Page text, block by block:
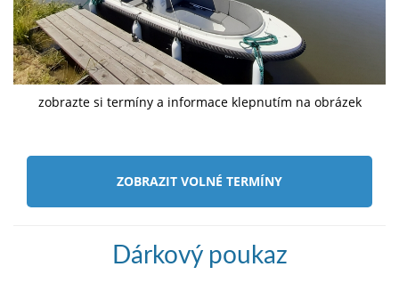
zobrazte si termíny a informace klepnutím na obrázek
ZOBRAZIT VOLNÉ TERMÍNY
Dárkový poukaz